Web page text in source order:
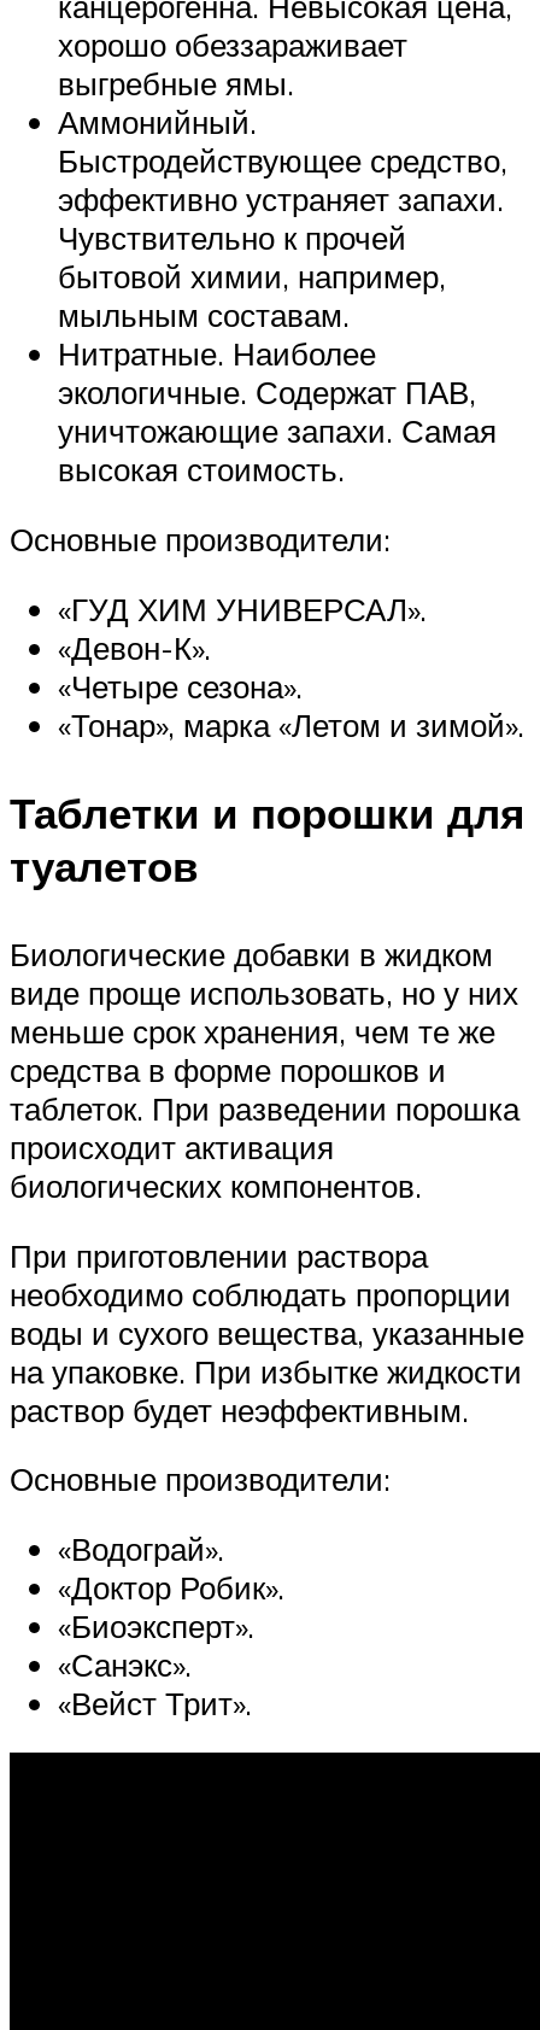
хорошо обеззараживает
выгребные ямы.
Аммонийный.
Быстродействующее средство,
эффективно устраняет запахи.
Чувствительно к прочей
бытовой химии, например,
мыльным составам.
Нитратные. Наиболее
экологичные. Содержат ПАВ,
уничтожающие запахи. Самая
высокая стоимость.
Основные производители:
«ГУД ХИМ УНИВЕРСАЛ».
«Девон-К».
«Четыре сезона».
«Тонар», марка «Летом и зимой».
Таблетки и порошки для
туалетов
Биологические добавки в жидком
виде проще использовать, но у них
меньше срок хранения, чем те же
средства в форме порошков и
таблеток. При разведении порошка
происходит активация
биологических компонентов.
При приготовлении раствора
необходимо соблюдать пропорции
воды и сухого вещества, указанные
на упаковке. При избытке жидкости
раствор будет неэффективным.
Основные производители:
«Водограй».
«Доктор Робик».
«Биоэксперт».
«Санэкс».
«Вейст Трит».